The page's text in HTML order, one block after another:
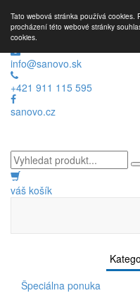
Tato webová stránka používá cookies.
procházení této webové stránky
cookies.
info@sanovo.sk
+421 911 115 595
sanovo.cz
váš košík
Špeciálna ponuka